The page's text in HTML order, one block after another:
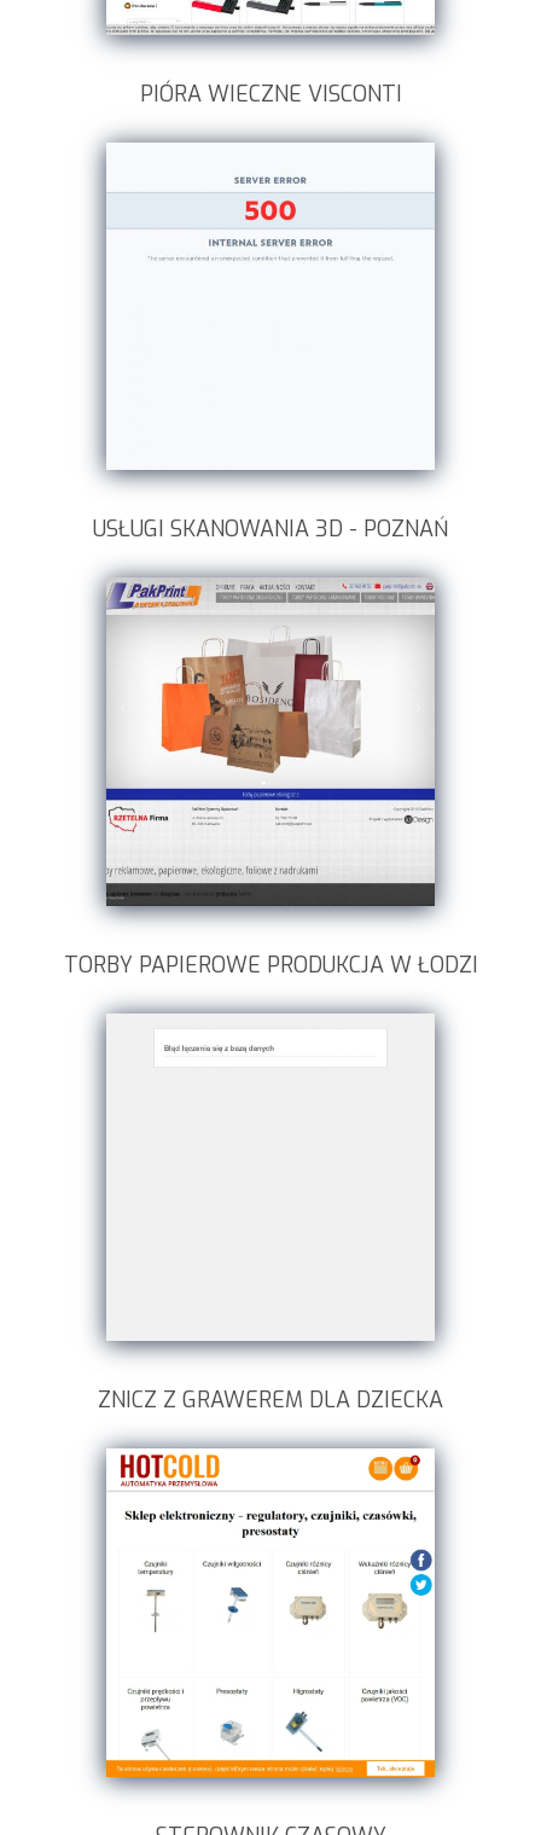
PIÓRA WIECZNE VISCONTI
USŁUGI SKANOWANIA 3D - POZNAŃ
TORBY PAPIEROWE PRODUKCJA W ŁODZI
ZNICZ Z GRAWEREM DLA DZIECKA